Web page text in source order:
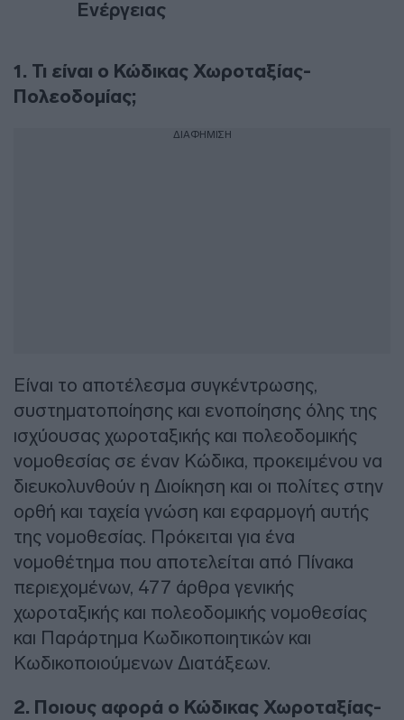
Ενέργειας
1. Τι είναι ο Κώδικας Χωροταξίας-
Πολεοδομίας;
ΔΙΑΦΗΜΙΣΗ
Είναι το αποτέλεσμα συγκέντρωσης,
συστηματοποίησης και ενοποίησης όλης της
ισχύουσας χωροταξικής και πολεοδομικής
νομοθεσίας σε έναν Κώδικα, προκειμένου να
διευκολυνθούν η Διοίκηση και οι πολίτες στην
ορθή και ταχεία γνώση και εφαρμογή αυτής
της νομοθεσίας. Πρόκειται για ένα
νομοθέτημα που αποτελείται από Πίνακα
περιεχομένων, 477 άρθρα γενικής
χωροταξικής και πολεοδομικής νομοθεσίας
και Παράρτημα Κωδικοποιητικών και
Κωδικοποιούμενων Διατάξεων.
2. Ποιους αφορά ο Κώδικας Χωροταξίας-